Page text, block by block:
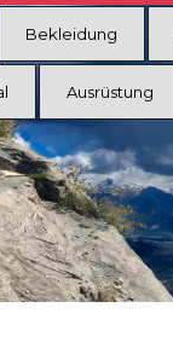
Bekleidung
Ausrüstung